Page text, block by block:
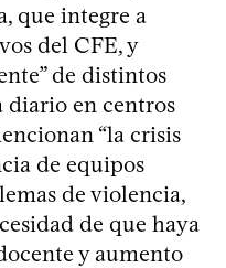
que integre a
del CFE, y
de distintos
diario en centros
“la crisis
de equipos
de violencia,
de que haya
y aumento